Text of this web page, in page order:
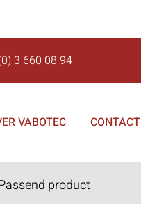
3 660 08 94
VABOTEC CONTACT
product